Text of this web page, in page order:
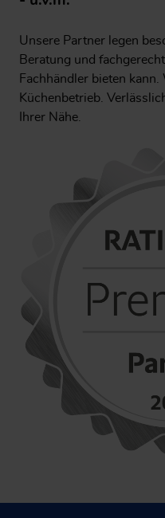
Unsere Partner legen
Beratung und
Fachhändler bieten
Küchenbetrieb.
Ihrer Nähe.